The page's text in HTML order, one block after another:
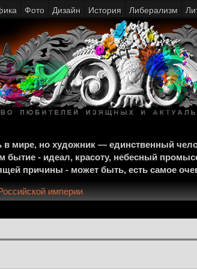
в мире, но художник — единственный
- идеал, красоту, небесный
причины - может быть, есть самое
Российской империи
Фото Дизайн История Либерализм